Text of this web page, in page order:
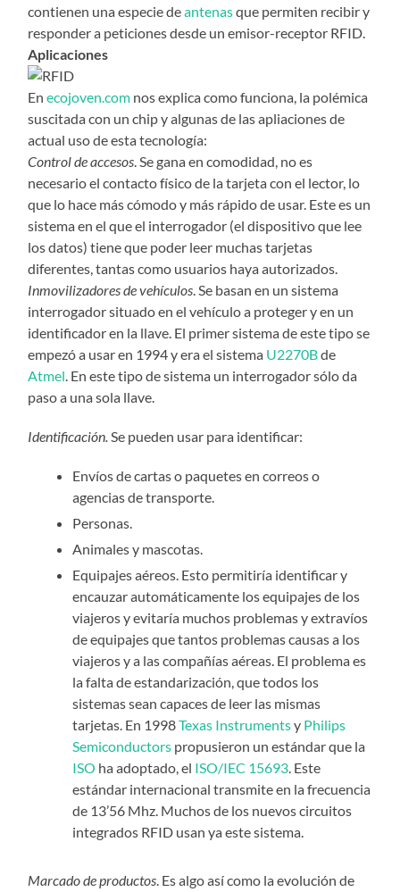
contienen una especie deantenasque permiten recibir y
responder a peticiones desde un emisor-receptor RFID.
Aplicaciones
Enecojoven.com nos explica como funciona, la polémica
suscitada con un chip y algunas de las apliaciones de
actual uso de esta tecnología:
Control de accesos. Se gana en comodidad, no es
necesario el contacto físico de la tarjeta con el lector, lo
que lo hace más cómodo y más rápido de usar. Este es un
sistema en el que el interrogador (el dispositivo que lee
los datos) tiene que poder leer muchas tarjetas
diferentes, tantas como usuarios haya autorizados.
Inmovilizadores de vehículos. Se basan en un sistema
interrogador situado en el vehículo a proteger y en un
identificador en la llave. El primer sistema de este tipo se
empezó a usar en 1994 y era el sistema U2270Bde
Atmel. En este tipo de sistema un interrogador sólo da
paso a una sola llave.
Identificación.Se pueden usar para identificar:
Envíos de cartas o paquetes en correos o
agencias de transporte.
Personas.
Animales y mascotas.
Equipajes aéreos. Esto permitiría identificar y
encauzar automáticamente los equipajes de los
viajeros y evitaría muchos problemas y extravíos
de equipajes que tantos problemas causas a los
viajeros y a las compañías aéreas. El problema es
la falta de estandarización, que todos los
sistemas sean capaces de leer las mismas
tarjetas. En 1998Texas Instrumentsy Philips
Semiconductors propusieron un estándar que la
ISO ha adoptado, el ISO/IEC 15693. Este
estándar internacional transmite en la frecuencia
de 13’56 Mhz. Muchos de los nuevos circuitos
integrados RFID usan ya este sistema.
Marcado de productos. Es algo así como la evolución de